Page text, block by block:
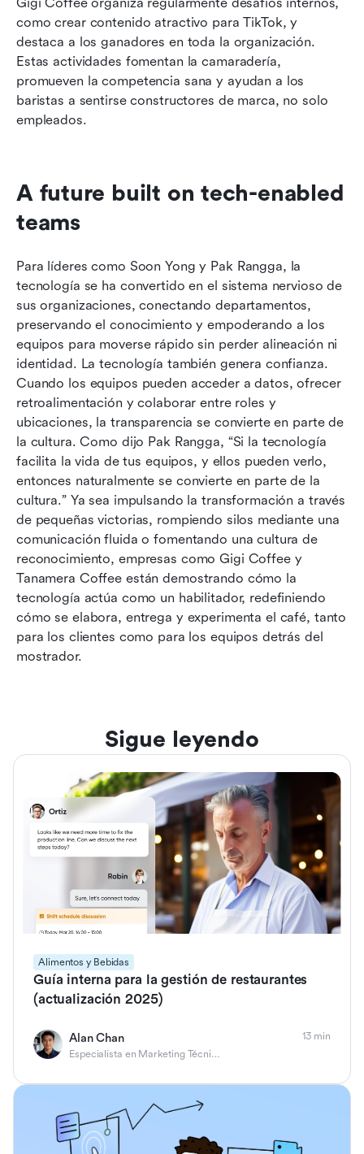
como crear contenido atractivo para TikTok, y
destaca a los ganadores en toda la organización.
Estas actividades fomentan la camaradería,
promueven la competencia sana y ayudan a los
baristas a sentirse constructores de marca, no solo
empleados.
A future built on tech-enabled
teams
Para líderes como Soon Yong y Pak Rangga, la
tecnología se ha convertido en el sistema nervioso de
sus organizaciones, conectando departamentos,
preservando el conocimiento y empoderando a los
equipos para moverse rápido sin perder alineación ni
identidad. La tecnología también genera confianza.
Cuando los equipos pueden acceder a datos, ofrecer
retroalimentación y colaborar entre roles y
ubicaciones, la transparencia se convierte en parte de
la cultura. Como dijo Pak Rangga, “Si la tecnología
facilita la vida de tus equipos, y ellos pueden verlo,
entonces naturalmente se convierte en parte de la
cultura.” Ya sea impulsando la transformación a través
de pequeñas victorias, rompiendo silos mediante una
comunicación fluida o fomentando una cultura de
reconocimiento, empresas como Gigi Coffee y
Tanamera Coffee están demostrando cómo la
tecnología actúa como un habilitador, redefiniendo
cómo se elabora, entrega y experimenta el café, tanto
para los clientes como para los equipos detrás del
mostrador.
Sigue leyendo
Alimentos y Bebidas
Guía interna para la gestión de restaurantes
(actualización 2025)
Alan Chan
Especialista en Marketing Técnico de Producto
13 min